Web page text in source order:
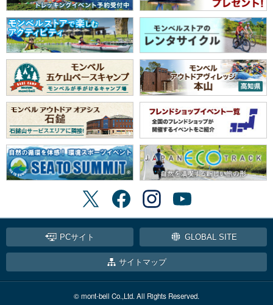
PCサイト GLOBAL SITE
サイトマップ
© mont-bell Co.,Ltd. All Rights Reserved.